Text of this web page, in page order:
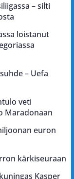
– silti
loistanut
– Uefa
veti
Maradonaan
euron
kärkiseuraan
Kasper